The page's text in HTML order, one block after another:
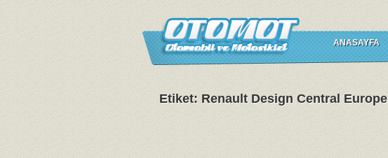
ANASAYFA
Etiket: Renault Design Central Europe